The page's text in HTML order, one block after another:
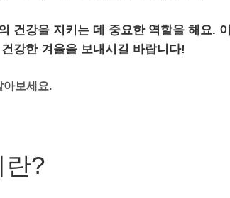
건강을 지키는 데 중요한 역할을 해요. 이
강한 겨울을 보내시길 바랍니다!
아보세요.
란?